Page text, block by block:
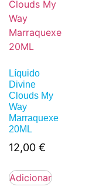
Líquido
Divine
Clouds My
Way
Marraquexe
20ML
12,00 €
Adicionar